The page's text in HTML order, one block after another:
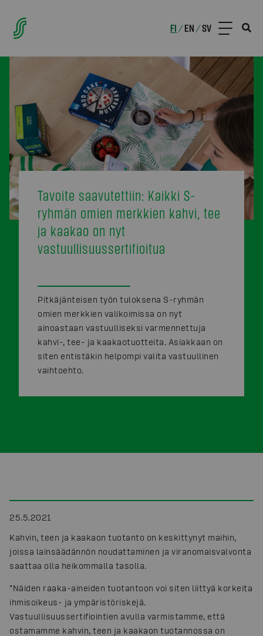
FI /EN /SV
Tavoite saavutettiin: Kaikki S-
ryhmän omien merkkien kahvi, tee
ja kaakao on nyt
vastuullisuussertifioitua
Pitkäjänteisen työn tuloksena S-ryhmän
omien merkkien valikoimissa on nyt
ainoastaan vastuulliseksi varmennettuja
kahvi-, tee- ja kaakaotuotteita. Asiakkaan on
siten entistäkin helpompi valita vastuullinen
vaihtoehto.
25.5.2021
Kahvin, teen ja kaakaon tuotanto on keskittynyt maihin,
joissa lainsäädännön noudattaminen ja viranomaisvalvonta
saattaa olla heikommalla tasolla.
”Näiden raaka-aineiden tuotantoon voi siten liittyä korkeita
ihmisoikeus- ja ympäristöriskejä.
Vastuullisuussertifiointien avulla varmistamme, että
ostamamme kahvin, teen ja kaakaon tuotannossa on